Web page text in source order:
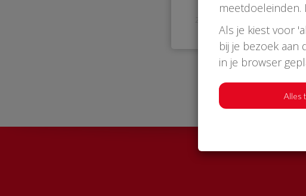
27 Oct 2018
meetdoeleinden.
Als je kiest voor
bij je bezoek aan
in je browser